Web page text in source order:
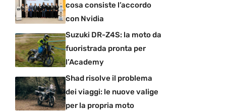
cosa consiste l’accordo
con Nvidia
Suzuki DR-Z4S: la moto da
fuoristrada pronta per
l’Academy
Shad risolve il problema
dei viaggi: le nuove valige
per la propria moto